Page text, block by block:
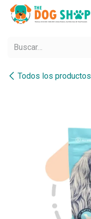
Ir al contenido
Todos los productos